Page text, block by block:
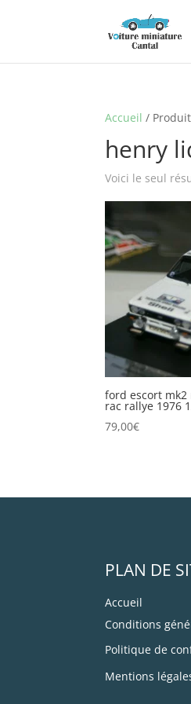
Accueil /
henry
Voici le seul
ford escort
rac rallye 1976
79,00€
PLAN DE
Accueil
Conditions
Politique de
Mentions